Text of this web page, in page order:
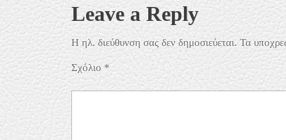
Leave a Reply
Η ηλ. διεύθυνση σας δεν δημοσιεύεται. Τα
Σχόλιο *